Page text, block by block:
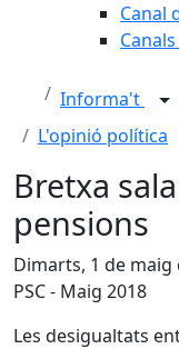
Canal
Informa't
L'opinió política
Bretxa
pensions
Dimarts, 1 de maig
PSC - Maig 2018
Les desigualtats